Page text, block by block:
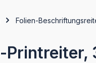
Folien-
Printreiter,